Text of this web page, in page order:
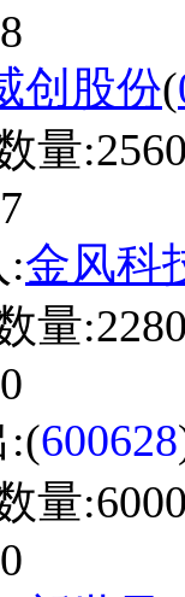
创股份(
量
:金风科
量
:(600628
量